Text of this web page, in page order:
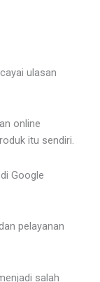
ulasan
online
itu sendiri.
Google
pelayanan
salah